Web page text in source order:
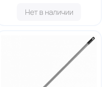
Нет в наличии